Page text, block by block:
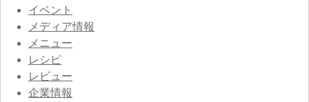
イベント
メディア情報
メニュー
レシピ
レビュー
企業情報